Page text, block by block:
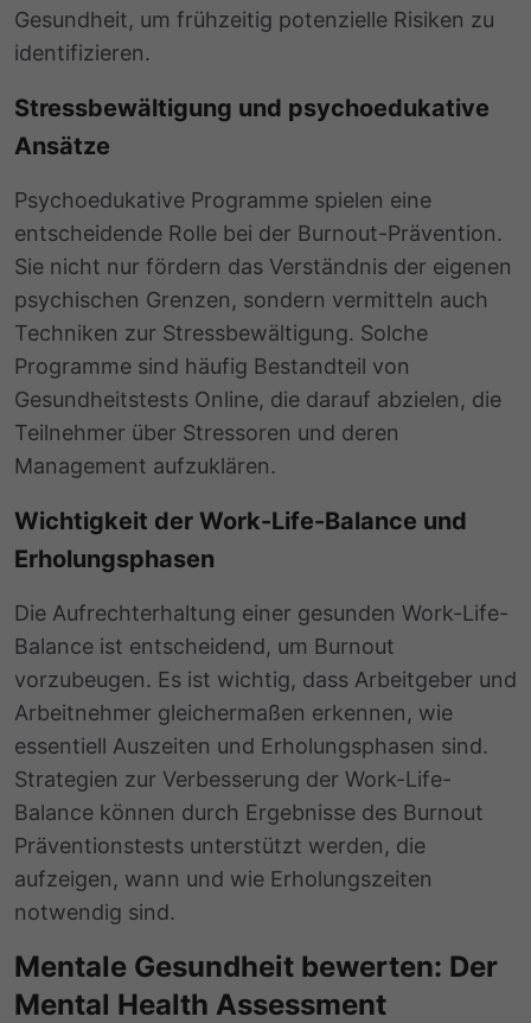
Gesundheit, um frühzeitig potenzielle Risiken zu
identifizieren.
Stressbewältigung und psychoedukative
Ansätze
Psychoedukative Programme spielen eine
entscheidende Rolle bei der Burnout-Prävention.
Sie nicht nur fördern das Verständnis der eigenen
psychischen Grenzen, sondern vermitteln auch
Techniken zur Stressbewältigung. Solche
Programme sind häufig Bestandteil von
Gesundheitstests Online, die darauf abzielen, die
Teilnehmer über Stressoren und deren
Management aufzuklären.
Wichtigkeit der Work-Life-Balance und
Erholungsphasen
Die Aufrechterhaltung einer gesunden Work-Life-
Balance ist entscheidend, um Burnout
vorzubeugen. Es ist wichtig, dass Arbeitgeber und
Arbeitnehmer gleichermaßen erkennen, wie
essentiell Auszeiten und Erholungsphasen sind.
Strategien zur Verbesserung der Work-Life-
Balance können durch Ergebnisse des Burnout
Präventionstests unterstützt werden, die
aufzeigen, wann und wie Erholungszeiten
notwendig sind.
Mentale Gesundheit bewerten: Der
Mental Health Assessment